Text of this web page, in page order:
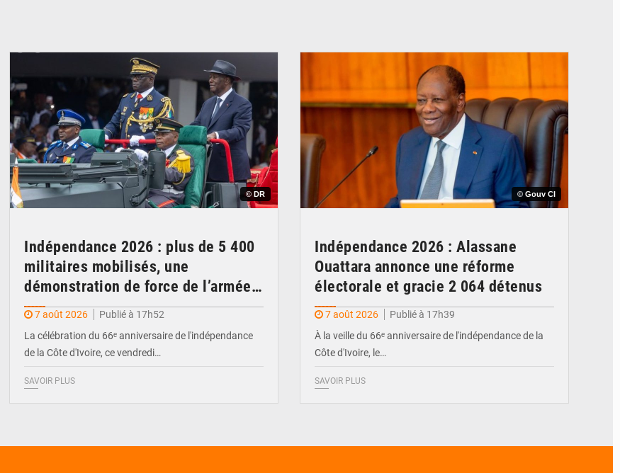
© DR
Indépendance 2026 : plus de 5 400
militaires mobilisés, une
démonstration de force de l’armée
ivoirienne à Yopougon
7 août 2026
Publié à 17h52
La célébration du 66ᵉ anniversaire de l'indépendance
de la Côte d'Ivoire, ce vendredi…
SAVOIR PLUS
© Gouv CI
Indépendance 2026 : Alassane
Ouattara annonce une réforme
électorale et gracie 2 064 détenus
7 août 2026
Publié à 17h39
À la veille du 66ᵉ anniversaire de l'indépendance de la
Côte d'Ivoire, le…
SAVOIR PLUS